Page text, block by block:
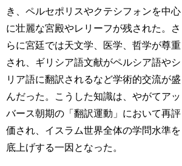
き、ペルセポリスやクテシフォンを中心
に壮麗な宮殿やレリーフが残された。さ
らに宮廷では天文学、医学、哲学が尊重
され、ギリシア語文献がペルシア語やシ
リア語に翻訳されるなど学術的交流が盛
んだった。こうした知識は、やがてアッ
バース朝期の「翻訳運動」において再評
価され、イスラム世界全体の学問水準を
底上げする一因となった。